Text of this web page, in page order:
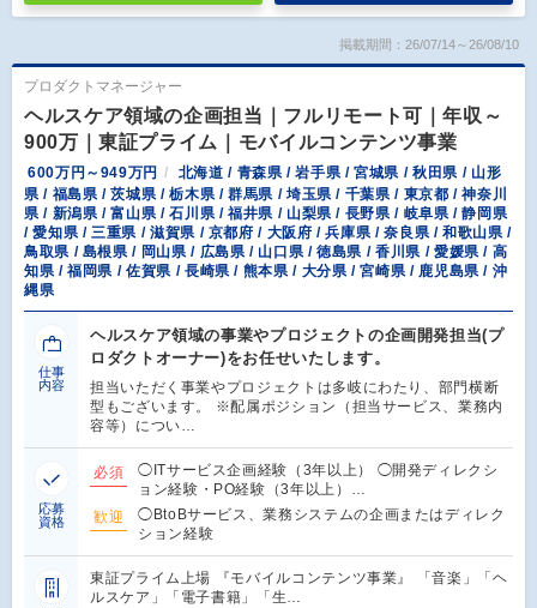
掲載期間：26/07/14～26/08/10
プロダクトマネージャー
ヘルスケア領域の企画担当｜フルリモート可｜年収～
900万｜東証プライム｜モバイルコンテンツ事業
600万円～949万円
北海道 / 青森県 / 岩手県 / 宮城県 / 秋田県 / 山形
県 / 福島県 / 茨城県 / 栃木県 / 群馬県 / 埼玉県 / 千葉県 / 東京都 / 神奈川
県 / 新潟県 / 富山県 / 石川県 / 福井県 / 山梨県 / 長野県 / 岐阜県 / 静岡県
/ 愛知県 / 三重県 / 滋賀県 / 京都府 / 大阪府 / 兵庫県 / 奈良県 / 和歌山県 /
鳥取県 / 島根県 / 岡山県 / 広島県 / 山口県 / 徳島県 / 香川県 / 愛媛県 / 高
知県 / 福岡県 / 佐賀県 / 長崎県 / 熊本県 / 大分県 / 宮崎県 / 鹿児島県 / 沖
縄県
仕事
内容
ヘルスケア領域の事業やプロジェクトの企画開発担当(プ
ロダクトオーナー)をお任せいたします。
担当いただく事業やプロジェクトは多岐にわたり、部門横断
型もございます。 ※配属ポジション（担当サービス、業務内
容等）につい…
応募
資格
必須
◯ITサービス企画経験（3年以上） ◯開発ディレクシ
ョン経験・PO経験（3年以上）…
歓迎
◯BtoBサービス、業務システムの企画またはディレク
ション経験
東証プライム上場 『モバイルコンテンツ事業』 「音楽」「ヘ
ルスケア」「電子書籍」「生…